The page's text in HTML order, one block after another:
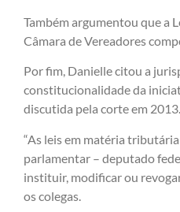
Também argumentou que a
Câmara de Vereadores
Por fim, Danielle citou a
constitucionalidade da
discutida pela corte em
“As leis em matéria
parlamentar – deputado
instituir, modificar ou
os colegas.